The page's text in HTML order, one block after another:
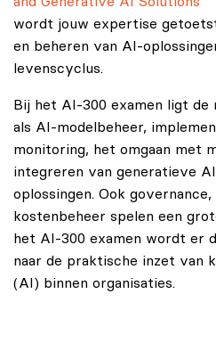
wordt jouw expertise
en beheren van AI-
levenscyclus.
Bij het AI-300 examen ligt de
als AI-modelbeheer,
monitoring, het omgaan met
integreren van generatieve
oplossingen. Ook
kostenbeheer spelen een
het AI‑300 examen wordt er
naar de praktische inzet van
(AI) binnen organisaties.